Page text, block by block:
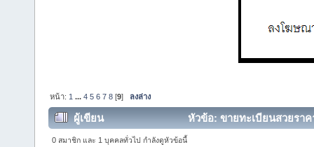
หน้า: 1 ...4 5 6 7 8 [9] ลงล่าง
ผู้เขียน
หัวข้อ: ขายทะเบียนสวยรา
กว่า2,000ป้าย (อ่าน 55999 ครั้ง)
0 สมาชิก และ 1 บุคคลทั่วไป กำลังดูหัวข้อนี้